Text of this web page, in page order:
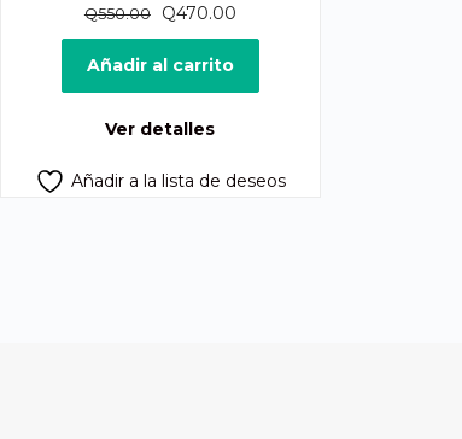
Q550.00
El
precio
original
era:
Q470.00El
precio
es:
Añadir al carrito
Ver detalles
Añadir a la lista de deseos